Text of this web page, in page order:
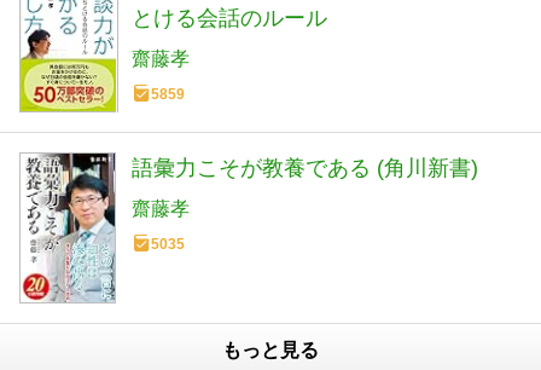
とける会話のルール
齋藤孝
5859
語彙力こそが教養である (角川新書)
齋藤孝
5035
もっと見る